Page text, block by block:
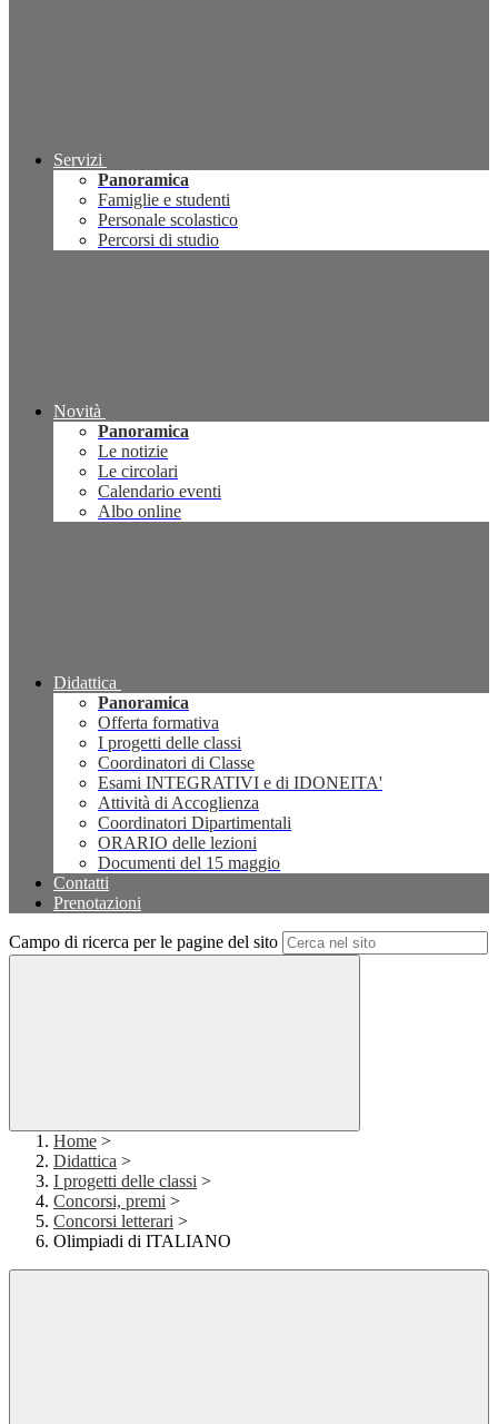
Servizi
Panoramica
Famiglie e studenti
Personale scolastico
Percorsi di studio
Novità
Panoramica
Le notizie
Le circolari
Calendario eventi
Albo online
Didattica
Panoramica
Offerta formativa
I progetti delle classi
Coordinatori di Classe
Esami INTEGRATIVI e di IDONEITA'
Attività di Accoglienza
Coordinatori Dipartimentali
ORARIO delle lezioni
Documenti del 15 maggio
Contatti
Prenotazioni
Campo di ricerca per le pagine del sito
Home >
Didattica >
I progetti delle classi >
Concorsi, premi >
Concorsi letterari >
Olimpiadi di ITALIANO